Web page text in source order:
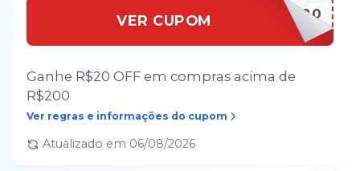
VER CUPOM SAUDAVEL20
Ganhe R$20 OFF em compras acima de
R$200
Ver regras e informações do cupom
Atualizado em 06/08/2026